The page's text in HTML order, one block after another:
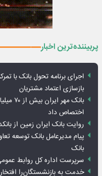
پربیننده‌ترین اخبار
اجرای برنامه تحول بانک با
بازسازی اعتماد مشتریان
بانک
اختصاص داد
روایت بانک ایران زمین از
بانک
سرپرست اداره کل روابط
خدمت به بازنشستگان‌را